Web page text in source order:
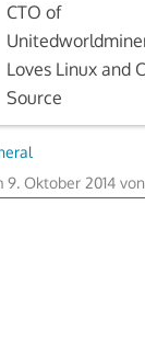
CTO of
Loves Linux and
Source
9. Oktober 20149.
von